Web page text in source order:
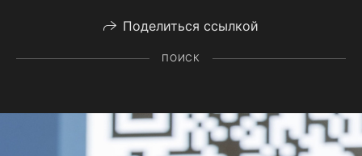
Поделиться ссылкой
ПОИСК